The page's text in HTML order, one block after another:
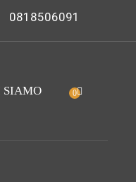
0818506091
SIAMO 0